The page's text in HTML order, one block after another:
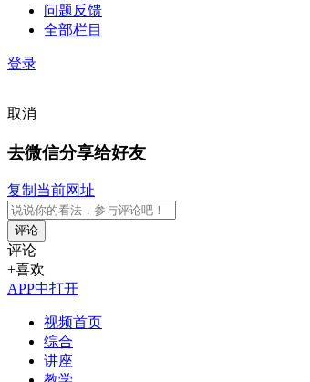
问题反馈
全部栏目
登录
取消
去微信分享给好友
复制当前网址
评论
评论
+喜欢
APP中打开
视频首页
综合
讲座